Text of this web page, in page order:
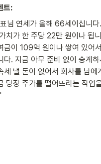
트:
님 연세가 올해 66세이십니
치가 한 주당 22만 원이나 됩
금이 109억 원이나 쌓여 있어
다. 지금 아무 준비 없이 승계
세 낼 돈이 없어서 회사를 남에
당장 주가를 떨어뜨리는 작업